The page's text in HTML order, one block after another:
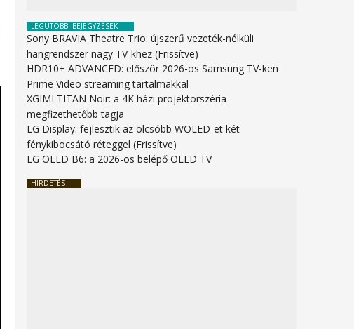
LEGUTÓBBI BEJEGYZÉSEK
Sony BRAVIA Theatre Trio: újszerű vezeték-nélküli
hangrendszer nagy TV-khez (Frissítve)
HDR10+ ADVANCED: először 2026-os Samsung TV-ken
Prime Video streaming tartalmakkal
XGIMI TITAN Noir: a 4K házi projektorszéria
megfizethetőbb tagja
LG Display: fejlesztik az olcsóbb WOLED-et két
fénykibocsátó réteggel (Frissítve)
LG OLED B6: a 2026-os belépő OLED TV
HIRDETÉS